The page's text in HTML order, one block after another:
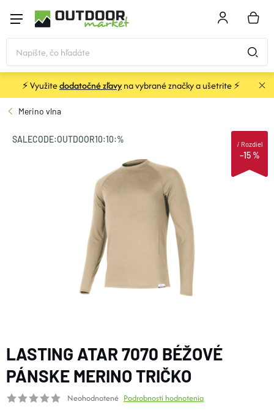
obsah
KOŠÍK
STANY a PRÍSTREŠKY
SPACÁKY
TOPÁNKY a PONOŽKY
CYKLISTIKA
⚡ Využitedodatočné zľavyna vybrané značky a ušetrite ⚡
Merino vlna
SALECODE:OUTDOOR10:10:%
–15 %
iRozdiel
LASTING ATAR 7070 BÉŽOVÉ
PÁNSKE MERINO TRIČKO
Neohodnotené Podrobnosti hodnotenia